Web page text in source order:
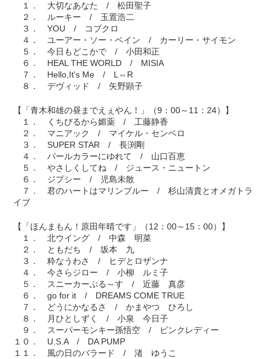
１． 大切なあなた / 松田聖子
２． ルーキー / 玉置浩二
３． YOU / コブクロ
４． ユーアー・ソー・ベイン / カーリー・サイモン
５． 今日もどこかで / 小田和正
６． HEAL THE WORLD / MISIA
７． Hello,It's Me / L⇔R
８． デヴィッド / 矢野顕子
【「青木和雄の昼までえぇやん！」（9：00～11：24）】
１． くちびるから媚薬 / 工藤静香
２． マニアック / マイケル・センベロ
３． SUPER STAR / 長渕剛
４． パールカラーにゆれて / 山口百恵
５． やさしくしてね / ジュース・ニュートン
６． ジプシー / 児島未散
７． 君のハートはマリンブルー / 杉山清貴とオメガトラ
イブ
【「ほんまもん！原田年晴です」（12：00～15：00）】
１． 北ウイング / 中森 明菜
２． ともだち / 坂本 九
３． 粋なうわさ / ヒデとロザンナ
４． 今さらジロー / 小柳 ルミ子
５． スニーカーぶる～す / 近藤 真彦
６． go for it / DREAMS COME TRUE
７． どうにかなるさ / かまやつ ひろし
８． 月ひとしずく / 小泉 今日子
９． スーパーモンキー孫悟空 / ピンクレディー
１０． U.S.A / DA PUMP
１１． 風の日のバラード / 渚 ゆうこ